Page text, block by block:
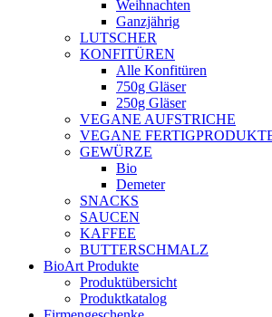
Weihnachten
Ganzjährig
LUTSCHER
KONFITÜREN
Alle Konfitüren
750g Gläser
250g Gläser
VEGANE AUFSTRICHE
VEGANE
GEWÜRZE
Bio
Demeter
SNACKS
SAUCEN
KAFFEE
BUTTERSCHMALZ
BioArt Produkte
Produktübersicht
Produktkatalog